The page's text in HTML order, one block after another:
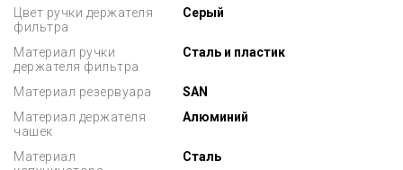
Цвет ручки держателя
фильтра
Серый
Материал ручки
держателя фильтра
Сталь и пластик
Материал резервуара
SAN
Материал держателя
чашек
Алюминий
Материал
Сталь